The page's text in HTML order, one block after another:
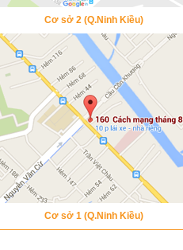
Cơ sở 2 (Q.Ninh Kiều)
Cơ sở 1 (Q.Ninh Kiều)